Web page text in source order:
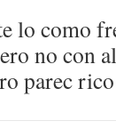
lo como
no con
parec